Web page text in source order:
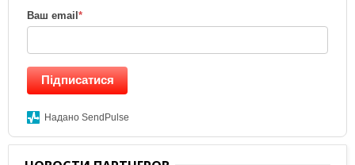
Ваш email *
Підписатися
Надано SendPulse